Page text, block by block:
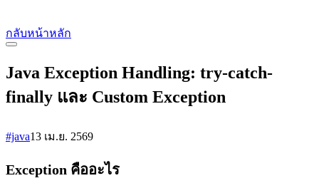
กลับหน้าหลัก
Java Exception Handling: try-catch-
finally และ Custom Exception
#java13 เม.ย. 2569
Exception คืออะไร